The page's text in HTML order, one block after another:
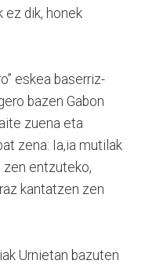
ez dik, honek
eskea baserriz-
bazen Gabon
zuena eta
zena: Ia,ia mutilak
entzuteko,
kantatzen zen
Urnietan bazuten